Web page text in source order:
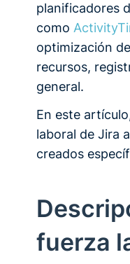
planificadores
como
optimización
recursos,
general.
En este
laboral de Jira
creados
fuerza